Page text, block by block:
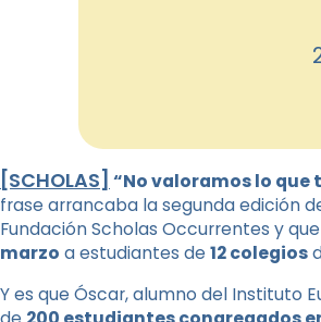
[SCHOLAS] “No valoramos lo que
frase arrancaba la segunda edición
Fundación Scholas Occurrentes y
marzo a estudiantes de 12 colegios
Y es que Óscar, alumno del Instituto